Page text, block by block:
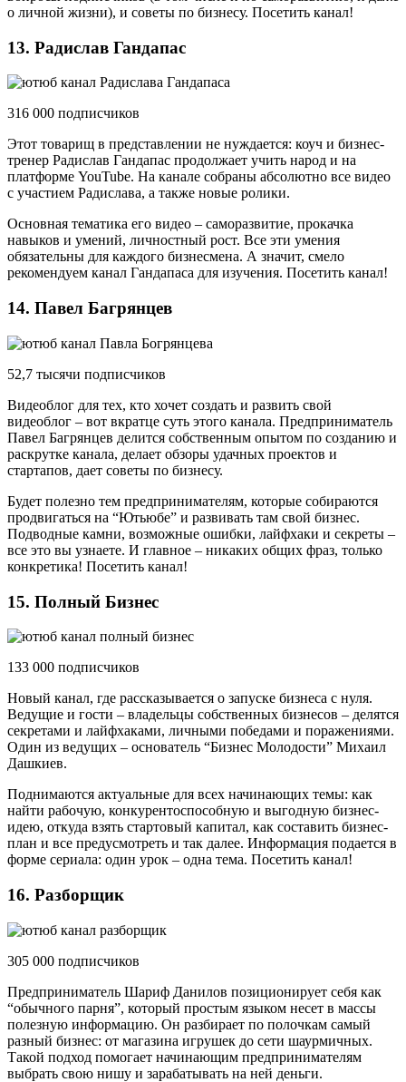
о личной жизни), и советы по бизнесу. Посетить канал!
13. Радислав Гандапас
316 000 подписчиков
Этот товарищ в представлении не нуждается: коуч и бизнес-
тренер Радислав Гандапас продолжает учить народ и на
платформе YouTube. На канале собраны абсолютно все видео
с участием Радислава, а также новые ролики.
Основная тематика его видео – саморазвитие, прокачка
навыков и умений, личностный рост. Все эти умения
обязательны для каждого бизнесмена. А значит, смело
рекомендуем канал Гандапаса для изучения. Посетить канал!
14. Павел Багрянцев
52,7 тысячи подписчиков
Видеоблог для тех, кто хочет создать и развить свой
видеоблог – вот вкратце суть этого канала. Предприниматель
Павел Багрянцев делится собственным опытом по созданию и
раскрутке канала, делает обзоры удачных проектов и
стартапов, дает советы по бизнесу.
Будет полезно тем предпринимателям, которые собираются
продвигаться на “Ютьюбе” и развивать там свой бизнес.
Подводные камни, возможные ошибки, лайфхаки и секреты –
все это вы узнаете. И главное – никаких общих фраз, только
конкретика! Посетить канал!
15. Полный Бизнес
133 000 подписчиков
Новый канал, где рассказывается о запуске бизнеса с нуля.
Ведущие и гости – владельцы собственных бизнесов – делятся
секретами и лайфхаками, личными победами и поражениями.
Один из ведущих – основатель “Бизнес Молодости” Михаил
Дашкиев.
Поднимаются актуальные для всех начинающих темы: как
найти рабочую, конкурентоспособную и выгодную бизнес-
идею, откуда взять стартовый капитал, как составить бизнес-
план и все предусмотреть и так далее. Информация подается в
форме сериала: один урок – одна тема. Посетить канал!
16. Разборщик
305 000 подписчиков
Предприниматель Шариф Данилов позиционирует себя как
“обычного парня”, который простым языком несет в массы
полезную информацию. Он разбирает по полочкам самый
разный бизнес: от магазина игрушек до сети шаурмичных.
Такой подход помогает начинающим предпринимателям
выбрать свою нишу и зарабатывать на ней деньги.